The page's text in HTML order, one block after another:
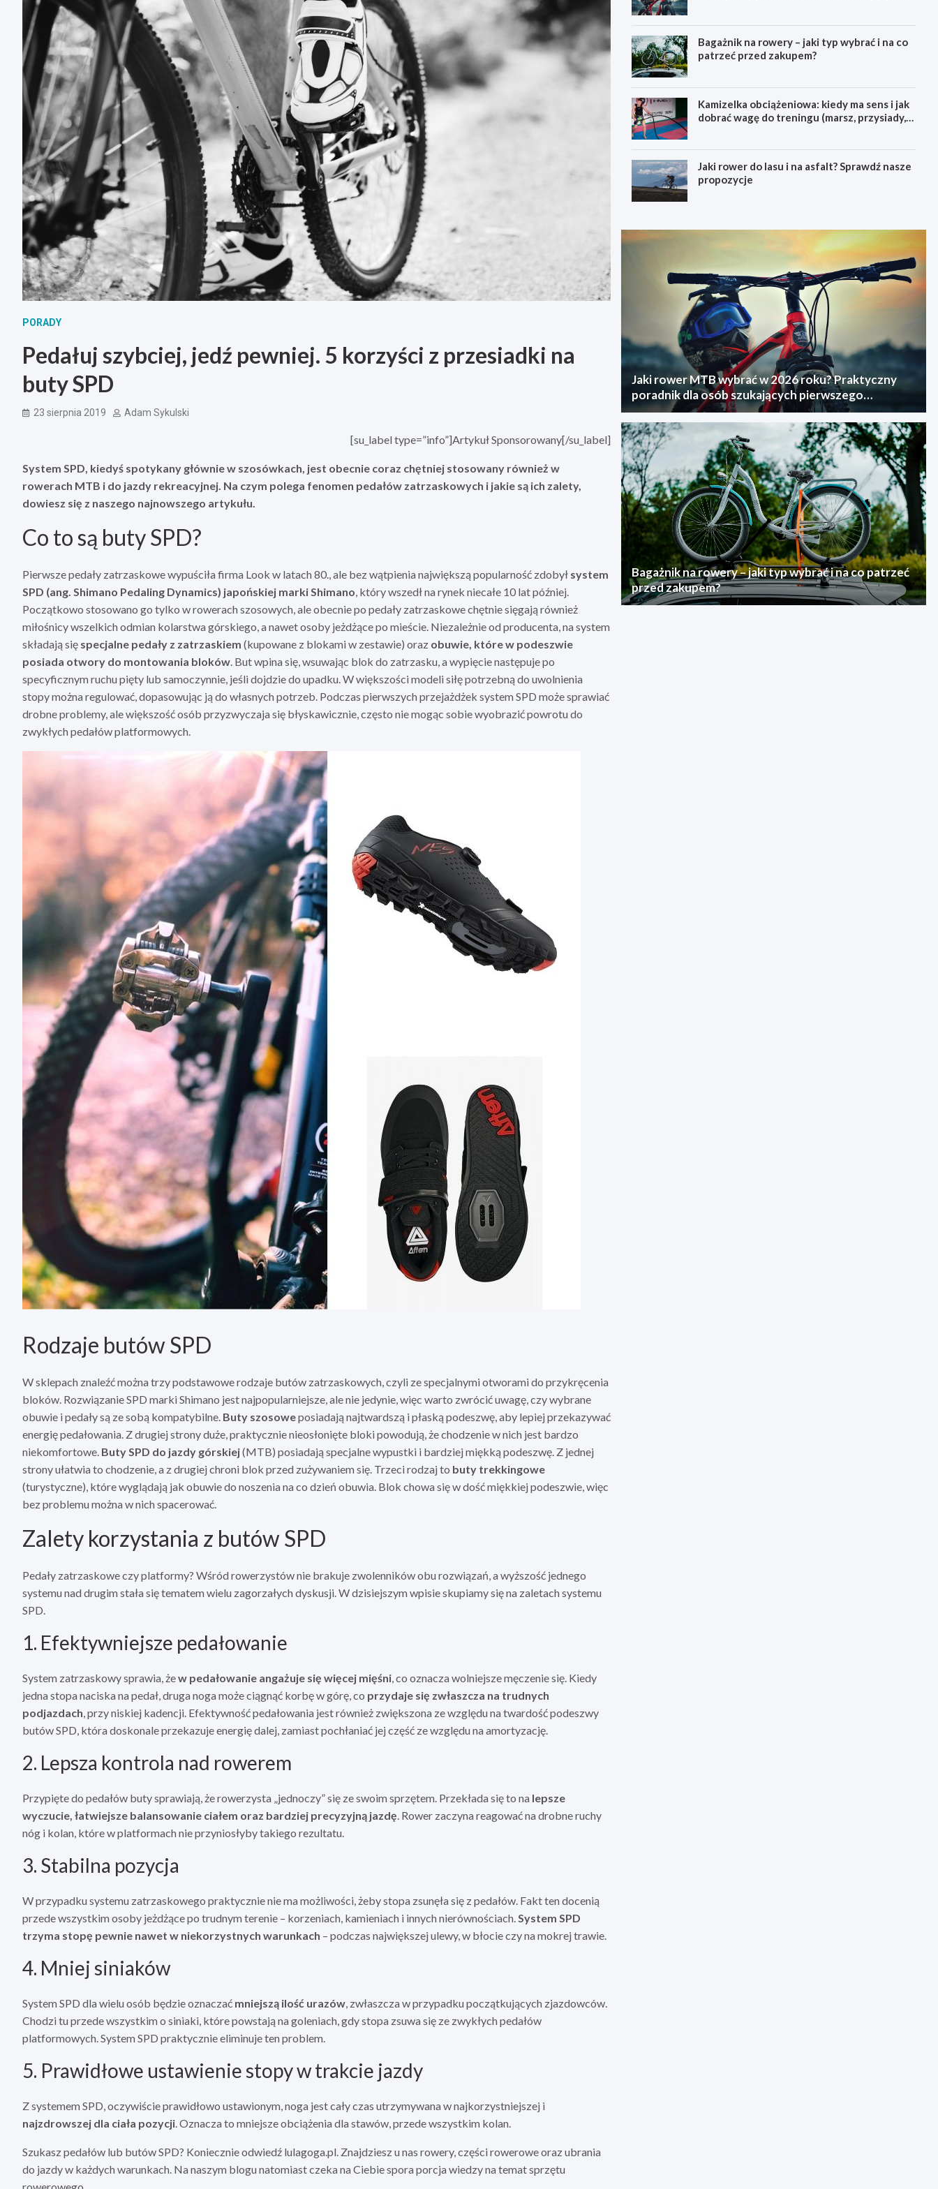
PORADY
Pedałuj szybciej, jedź pewniej. 5 korzyści z przesiadki na
buty SPD
23 sierpnia 2019 Adam Sykulski
[su_label type=”info”]Artykuł Sponsorowany[/su_label]
System SPD, kiedyś spotykany głównie w szosówkach, jest obecnie coraz chętniej stosowany również w
rowerach MTB i do jazdy rekreacyjnej. Na czym polega fenomen pedałów zatrzaskowych i jakie są ich zalety,
dowiesz się z naszego najnowszego artykułu.
Co to są buty SPD?
Pierwsze pedały zatrzaskowe wypuściła firma Look w latach 80., ale bez wątpienia największą popularność zdobył system
SPD (ang. Shimano Pedaling Dynamics) japońskiej marki Shimano, który wszedł na rynek niecałe 10 lat później.
Początkowo stosowano go tylko w rowerach szosowych, ale obecnie po pedały zatrzaskowe chętnie sięgają również
miłośnicy wszelkich odmian kolarstwa górskiego, a nawet osoby jeżdżące po mieście. Niezależnie od producenta, na system
składają się specjalne pedały z zatrzaskiem (kupowane z blokami w zestawie) oraz obuwie, które w podeszwie
posiada otwory do montowania bloków. But wpina się, wsuwając blok do zatrzasku, a wypięcie następuje po
specyficznym ruchu pięty lub samoczynnie, jeśli dojdzie do upadku. W większości modeli siłę potrzebną do uwolnienia
stopy można regulować, dopasowując ją do własnych potrzeb. Podczas pierwszych przejażdżek system SPD może sprawiać
drobne problemy, ale większość osób przyzwyczaja się błyskawicznie, często nie mogąc sobie wyobrazić powrotu do
zwykłych pedałów platformowych.
Rodzaje butów SPD
W sklepach znaleźć można trzy podstawowe rodzaje butów zatrzaskowych, czyli ze specjalnymi otworami do przykręcenia
bloków. Rozwiązanie SPD marki Shimano jest najpopularniejsze, ale nie jedynie, więc warto zwrócić uwagę, czy wybrane
obuwie i pedały są ze sobą kompatybilne. Buty szosoweposiadają najtwardszą i płaską podeszwę, aby lepiej przekazywać
energię pedałowania. Z drugiej strony duże, praktycznie nieosłonięte bloki powodują, że chodzenie w nich jest bardzo
niekomfortowe. Buty SPD do jazdy górskiej(MTB) posiadają specjalne wypustki i bardziej miękką podeszwę. Z jednej
strony ułatwia to chodzenie, a z drugiej chroni blok przed zużywaniem się. Trzeci rodzaj to buty trekkingowe
(turystyczne), które wyglądają jak obuwie do noszenia na co dzień obuwia. Blok chowa się w dość miękkiej podeszwie, więc
bez problemu można w nich spacerować.
Zalety korzystania z butów SPD
Pedały zatrzaskowe czy platformy? Wśród rowerzystów nie brakuje zwolenników obu rozwiązań, a wyższość jednego
systemu nad drugim stała się tematem wielu zagorzałych dyskusji. W dzisiejszym wpisie skupiamy się na zaletach systemu
SPD.
1. Efektywniejsze pedałowanie
System zatrzaskowy sprawia, żew pedałowanie angażuje się więcej mięśni, co oznacza wolniejsze męczenie się. Kiedy
jedna stopa naciska na pedał, druga noga może ciągnąć korbę w górę, co przydaje się zwłaszcza na trudnych
podjazdach, przy niskiej kadencji. Efektywność pedałowania jest również zwiększona ze względu na twardość podeszwy
butów SPD, która doskonale przekazuje energię dalej, zamiast pochłaniać jej część ze względu na amortyzację.
2. Lepsza kontrola nad rowerem
Przypięte do pedałów buty sprawiają, że rowerzysta „jednoczy” się ze swoim sprzętem. Przekłada się to na lepsze
wyczucie, łatwiejsze balansowanie ciałem oraz bardziej precyzyjną jazdę. Rower zaczyna reagować na drobne ruchy
nóg i kolan, które w platformach nie przyniosłyby takiego rezultatu.
3. Stabilna pozycja
W przypadku systemu zatrzaskowego praktycznie nie ma możliwości, żeby stopa zsunęła się z pedałów. Fakt ten docenią
przede wszystkim osoby jeżdżące po trudnym terenie – korzeniach, kamieniach i innych nierównościach.System SPD
trzyma stopę pewnie nawet w niekorzystnych warunkach – podczas największej ulewy, w błocie czy na mokrej trawie.
4. Mniej siniaków
System SPD dla wielu osób będzie oznaczać mniejszą ilość urazów, zwłaszcza w przypadku początkujących zjazdowców.
Chodzi tu przede wszystkim o siniaki, które powstają na goleniach, gdy stopa zsuwa się ze zwykłych pedałów
platformowych. System SPD praktycznie eliminuje ten problem.
5. Prawidłowe ustawienie stopy w trakcie jazdy
Z systemem SPD, oczywiście prawidłowo ustawionym, noga jest cały czas utrzymywana w najkorzystniejszej i
najzdrowszej dla ciała pozycji. Oznacza to mniejsze obciążenia dla stawów, przede wszystkim kolan.
Szukasz pedałów lub butów SPD? Koniecznie odwiedź lulagoga.pl. Znajdziesz u nas rowery, części rowerowe oraz ubrania
do jazdy w każdych warunkach. Na naszym blogu natomiast czeka na Ciebie spora porcja wiedzy na temat sprzętu
Bagażnik na rowery – jaki typ wybrać i na co
patrzeć przed zakupem?
Kamizelka obciążeniowa: kiedy ma sens i jak
dobrać wagę do treningu (marsz, przysiady,
Jaki rower do lasu i na asfalt? Sprawdź nasze
propozycje
Jaki rower MTB wybrać w 2026 roku? Praktyczny
poradnik dla osób szukających pierwszego
górskiego roweru
Bagażnik na rowery – jaki typ wybrać i na co patrzeć
przed zakupem?